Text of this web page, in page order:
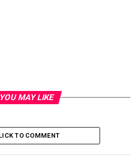
YOU MAY LIKE
TO COMMENT